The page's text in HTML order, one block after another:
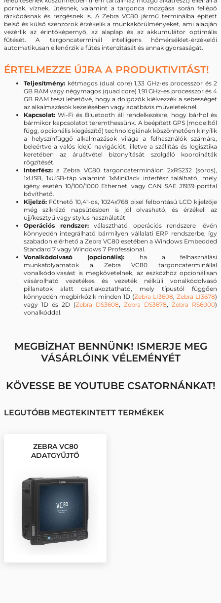
pornak, víznek, ütésnek, valamint a targonca mozgása során fellépő
rázkódásnak és rezgésnek is. A Zebra VC80 jármű terminálba épített
belső és külső szenzorok érzékelik a munkakörülményeket, ami alapján
vezérlik az érintőképernyő, az alaplap és az akkumulátor optimális
fűtését. A targoncaterminál intelligens hőmérséklet-érzékelői
automatikusan ellenőrzik a fűtés intenzitását és annak gyorsaságát.
ÉRTELMEZZE ÚJRA A PRODUKTIVITÁST!
Teljesítmény: kétmagos (dual core) 1,33 GHz-es processzor és 2
GB RAM vagy négymagos (quad core) 1,91 GHz-es processzor és 4
GB RAM teszi lehetővé, hogy a dolgozók kiélvezzék a sebességet
az alkalmazások kezelésében vagy adatbázis műveleteknél.
Kapcsolat: Wi-Fi és Bluetooth áll rendelkezésre, hogy bárhol és
bármikor kapcsolatot teremthessünk. A beépített GPS (modelltől
függ, opcionális kiegészítő) technológiának köszönhetően kinyílik
a helyszínfüggő alkalmazások világa a felhasználók számára,
beleértve a valós idejű navigációt, illetve a szállítás és logisztika
keretében az áruátvétel bizonyítását szolgáló koordináták
rögzítését.
Interfész:a Zebra VC80 targoncaterminálon 2xRS232 (soros),
1xUSB, 1xUSB-táp valamint 1xMiniJack interfész található, mely
igény esetén 10/100/1000 Ethernet, vagy CAN SAE J1939 porttal
bővíthető.
Kijelző: Fűthető 10,4"-os, 1024x768 pixel felbontású LCD kijelzője
még szikrázó napsütésben is jól olvasható, és érzékeli az
ujj/kesztyű vagy stylus használatát
Operációs rendszer:választható operációs rendszere lévén
könnyedén integrálható bármilyen vállalati ERP rendszerbe, így
szabadon elérhető a Zebra VC80 esetében a Windows Embedded
Standard 7 vagy Windows 7 Professional.
Vonalkódolvasó (opcionális): ha a felhasználási
munkafolyamatok a Zebra VC80 targoncaterminállal
vonalkódolvasást is megkövetelnek, az eszközhöz opcionálisan
vásárolható vezetékes és vezeték nélküli vonalkódolvasó
pillanatok alatt csatlakoztatható, mely típustól függően
könnyedén megbirkózik minden 1D (Zebra LI3608, Zebra LI3678)
vagy 1D és 2D (Zebra DS3608, Zebra DS3678, Zebra RS6000)
vonalkóddal.
MEGBÍZHAT BENNÜNK! ISMERJE MEG
VÁSÁRLÓINK VÉLEMÉNYÉT
KÖVESSE BE YOUTUBE CSATORNÁNKAT!
LEGUTÓBB MEGTEKINTETT TERMÉKEK
ZEBRA VC80
ADATGYŰJTŐ